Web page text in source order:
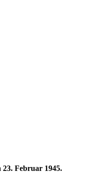
23. Februar 1945.